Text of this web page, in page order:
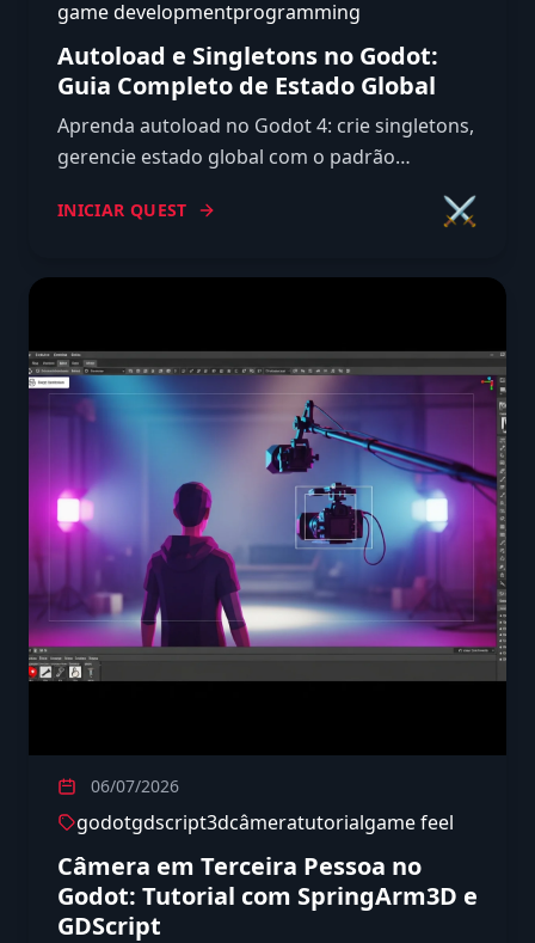
game developmentprogramming
Autoload e Singletons no Godot:
Guia Completo de Estado Global
Aprenda autoload no Godot 4: crie singletons,
gerencie estado global com o padrão
quando não usar globals.
INICIAR QUEST ⚔️
06/07/2026
godotgdscript3dcâmeratutorialgame feel
Câmera em Terceira Pessoa no
Godot: Tutorial com SpringArm3D e
GDScript